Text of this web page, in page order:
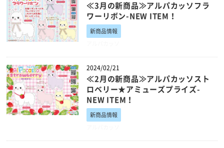
≪3月の新商品≫アルパカッソフラ
ワーリボン-NEW ITEM！
新商品情報
2024/02/21
≪2月の新商品≫アルパカッソスト
ロベリー★アミューズプライズ-
NEW ITEM！
新商品情報